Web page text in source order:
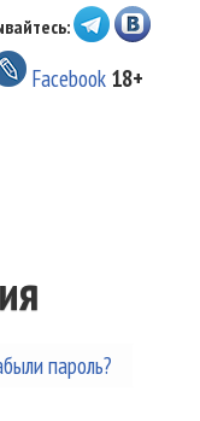
Facebook 18+
пароль?